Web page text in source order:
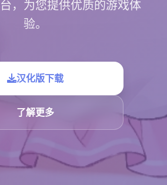
，为您提供优质的游戏体
验。
汉化版下载
了解更多